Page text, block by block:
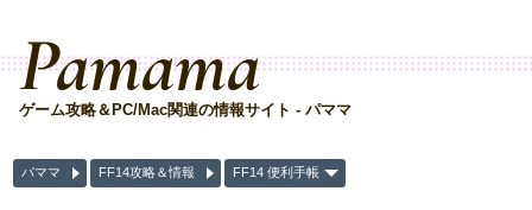
Pamama
ゲーム攻略＆PC/Mac関連の情報サイト - パママ
パママ FF14攻略＆情報 FF14 便利手帳